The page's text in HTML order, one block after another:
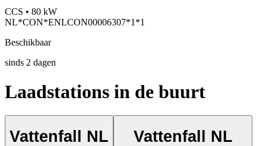
CCS • 80 kW
NL*CON*ENLCON00006307*1*1
Beschikbaar
sinds 2 dagen
Laadstations in de buurt
Vattenfall NL Vattenfall NL